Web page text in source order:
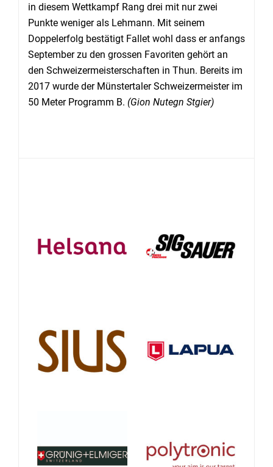
in diesem Wettkampf Rang drei mit nur zwei
Punkte weniger als Lehmann. Mit seinem
Doppelerfolg bestätigt Fallet wohl dass er anfangs
September zu den grossen Favoriten gehört an
den Schweizermeisterschaften in Thun. Bereits im
2017 wurde der Münstertaler Schweizermeister im
50 Meter Programm B. (Gion Nutegn Stgier)